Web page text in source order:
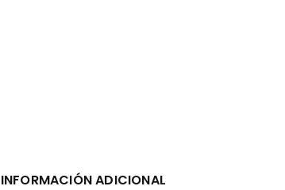
INFORMACIÓN ADICIONAL